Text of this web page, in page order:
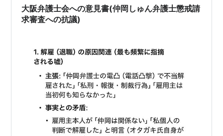
大阪弁護士会への意見書(仲岡しゅん弁護士懲戒請
求審査への抗議)